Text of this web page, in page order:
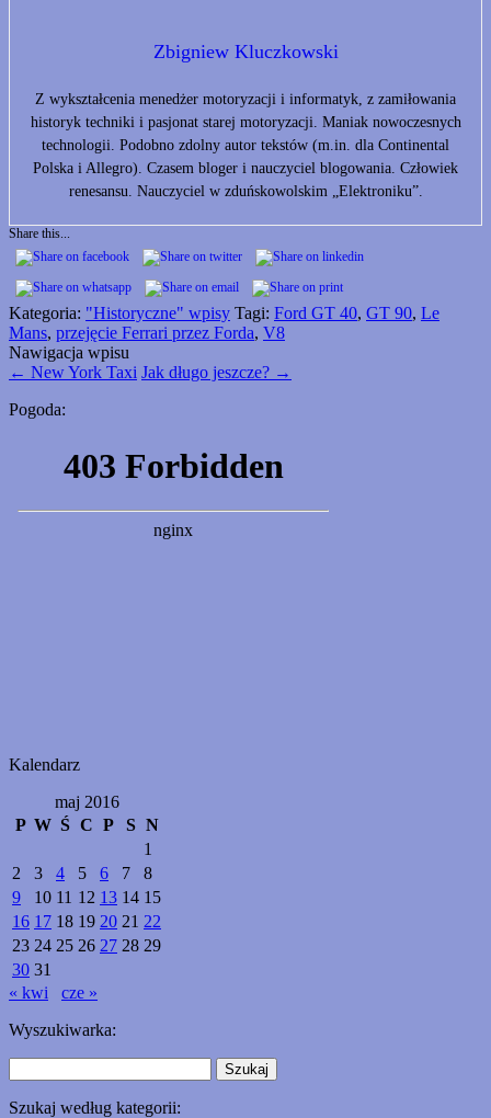
Zbigniew Kluczkowski
Z wykształcenia menedżer motoryzacji i informatyk, z zamiłowania
historyk techniki i pasjonat starej motoryzacji. Maniak nowoczesnych
technologii. Podobno zdolny autor tekstów (m.in. dla Continental
Polska i Allegro). Czasem bloger i nauczyciel blogowania. Człowiek
renesansu. Nauczyciel w zduńskowolskim „Elektroniku”.
Share this...
Kategoria: "Historyczne" wpisy Tagi: Ford GT 40, GT 90, Le
Mans, przejęcie Ferrari przez Forda, V8
Nawigacja wpisu
← New York Taxi Jak długo jeszcze? →
Pogoda:
Kalendarz
maj 2016
P W Ś C P S N
1
2
3 4 5 6 7
8
9
10 11 12 13 14 15
16 17 18 19 20 21 22
23 24 25 26 27 28 29
30 31
« kwi
cze »
Wyszukiwarka:
Szukaj według kategorii: